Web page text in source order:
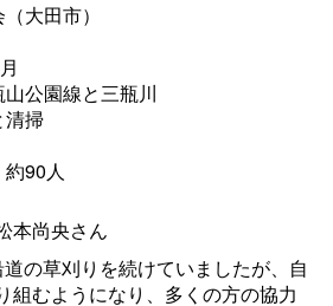
大田市）
公園線と三瓶川
清掃
90人
本尚央さん
の草刈りを続けていましたが、自
組むようになり、多くの方の協力